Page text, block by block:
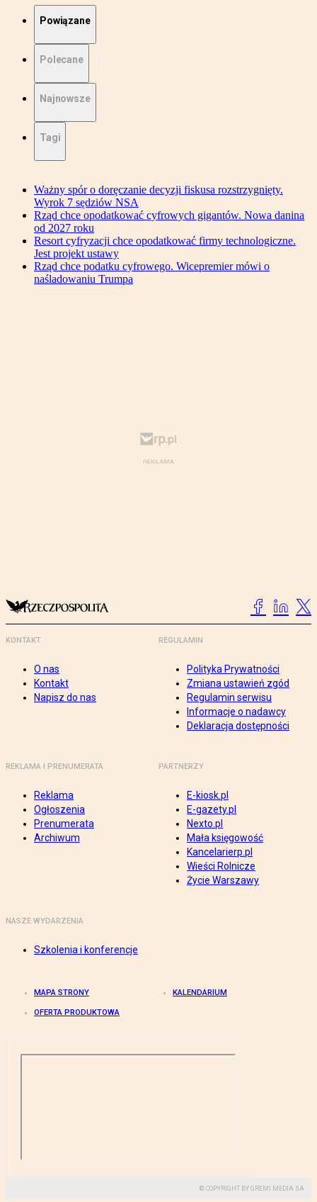
Powiązane
Polecane
Najnowsze
Tagi
Ważny spór o doręczanie decyzji fiskusa rozstrzygnięty.
Wyrok 7 sędziów NSA
Rząd chce opodatkować cyfrowych gigantów. Nowa danina
od 2027 roku
Resort cyfryzacji chce opodatkować firmy technologiczne.
Jest projekt ustawy
Rząd chce podatku cyfrowego. Wicepremier mówi o
naśladowaniu Trumpa
KONTAKT
O nas
Kontakt
Napisz do nas
REGULAMIN
Polityka Prywatności
Zmiana ustawień zgód
Regulamin serwisu
Informacje o nadawcy
Deklaracja dostępności
REKLAMA I PRENUMERATA
Reklama
Ogłoszenia
Prenumerata
Archiwum
PARTNERZY
E-kiosk.pl
E-gazety.pl
Nexto.pl
Mała księgowość
Kancelarierp.pl
Wieści Rolnicze
Życie Warszawy
NASZE WYDARZENIA
Szkolenia i konferencje
MAPA STRONY KALENDARIUM
OFERTA PRODUKTOWA
© COPYRIGHT BY GREMI MEDIA SA